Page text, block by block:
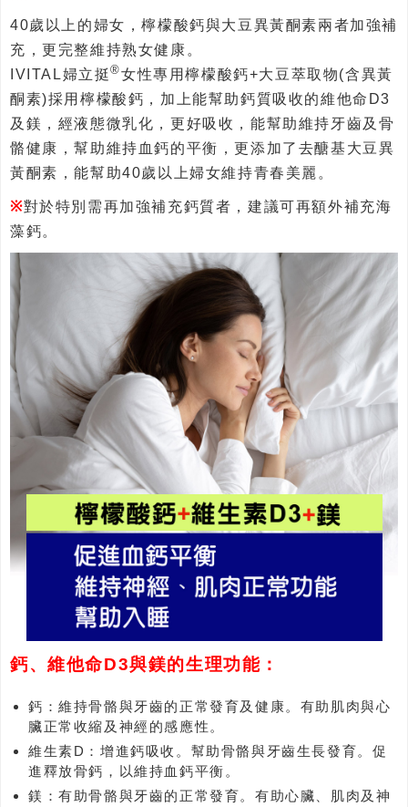
40歲以上的婦女，檸檬酸鈣與大豆異黃酮素兩者加強補
充，更完整維持熟女健康。
IVITAL婦立挺®女性專用檸檬酸鈣+大豆萃取物(含異黃
酮素)採用檸檬酸鈣，加上能幫助鈣質吸收的維他命D3
及鎂，經液態微乳化，更好吸收，能幫助維持牙齒及骨
骼健康，幫助維持血鈣的平衡，更添加了去醣基大豆異
黃酮素，能幫助40歲以上婦女維持青春美麗。
※對於特別需再加強補充鈣質者，建議可再額外補充海
藻鈣。
鈣、維他命D3與鎂的生理功能：
鈣：維持骨骼與牙齒的正常發育及健康。有助肌肉與心
臟正常收縮及神經的感應性。
維生素D：增進鈣吸收。幫助骨骼與牙齒生長發育。促
進釋放骨鈣，以維持血鈣平衡。
鎂：有助骨骼與牙齒的正常發育。有助心臟、肌肉及神